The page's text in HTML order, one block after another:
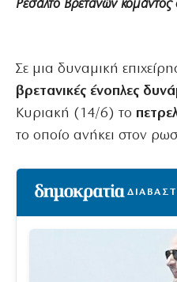
Ρεσάλτο Βρετανών
Σε μια δυναμική
βρετανικές ένοπλες
Κυριακή (14/6) το
το οποίο ανήκει στον